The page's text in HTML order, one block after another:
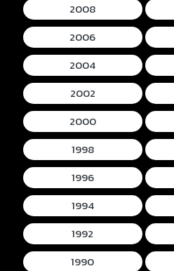
2008
2006
2004
2002
2000
1998
1996
1994
1992
1990